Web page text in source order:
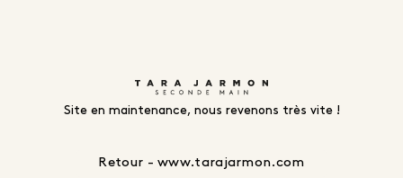
Site en maintenance, nous revenons très vite !
Retour - www.tarajarmon.com